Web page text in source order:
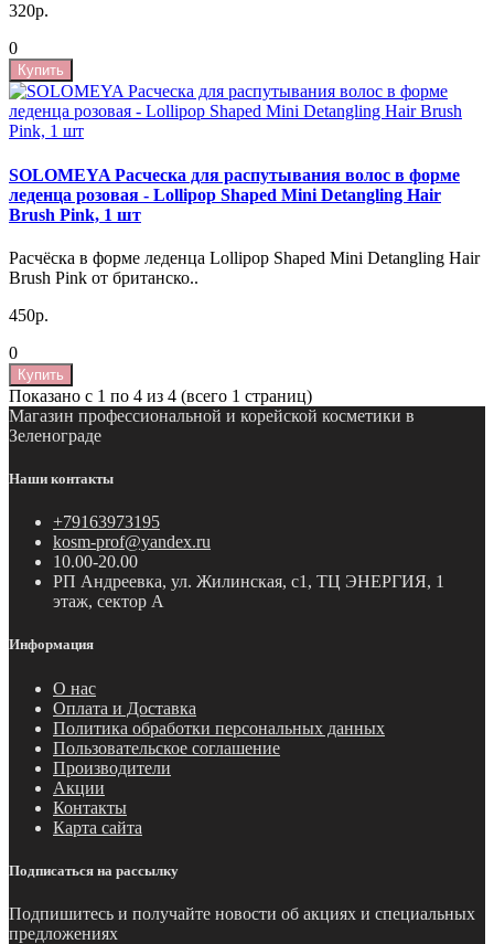
320р.
0
Купить
SOLOMEYA Расческа для распутывания волос в форме
леденца розовая - Lollipop Shaped Mini Detangling Hair
Brush Pink, 1 шт
Расчёска в форме леденца Lollipop Shaped Mini Detangling Hair
Brush Pink от британско..
450р.
0
Купить
Показано с 1 по 4 из 4 (всего 1 страниц)
Магазин профессиональной и корейской косметики в
Зеленограде
Наши контакты
+79163973195
kosm-prof@yandex.ru
10.00-20.00
РП Андреевка, ул. Жилинская, с1, ТЦ ЭНЕРГИЯ, 1
этаж, сектор А
Информация
О нас
Оплата и Доставка
Политика обработки персональных данных
Пользовательское соглашение
Производители
Акции
Контакты
Карта сайта
Подписаться на рассылку
Подпишитесь и получайте новости об акциях и специальных
предложениях